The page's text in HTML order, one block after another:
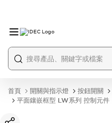
首頁 開關與指示燈 按鈕開關
平面鑲嵌框型 LW系列 控制元件